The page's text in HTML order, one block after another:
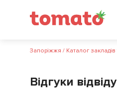
Запоріжжя / Каталог
Відгуки